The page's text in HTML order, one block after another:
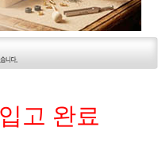
고 완료